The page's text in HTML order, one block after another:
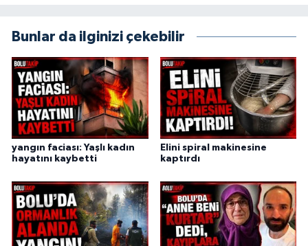
Bunlar da ilginizi çekebilir
yangın faciası: Yaşlı kadın
hayatını kaybetti
Elini spiral makinesine
kaptırdı